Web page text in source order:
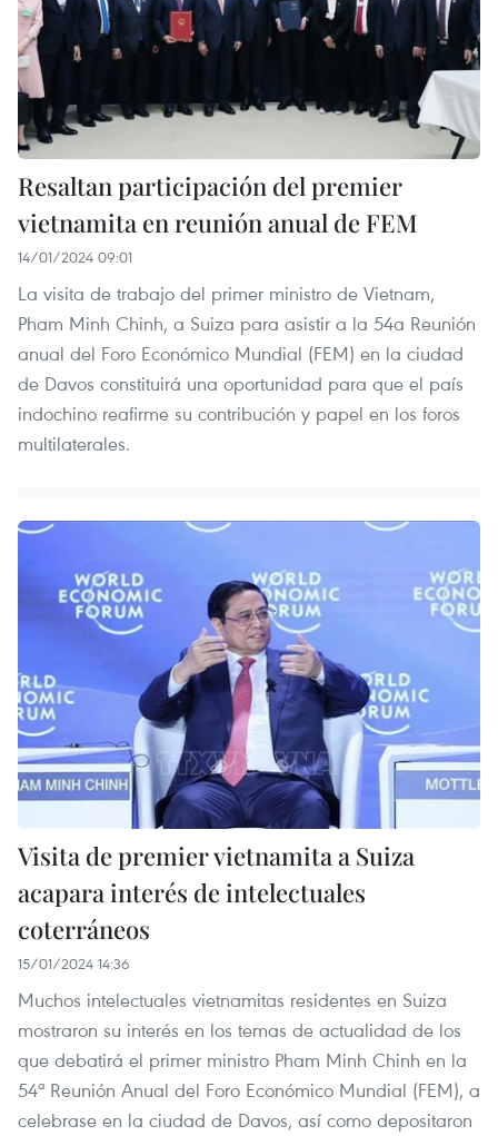
Resaltan participación del premier
vietnamita en reunión anual de FEM
14/01/2024 09:01
La visita de trabajo del primer ministro de Vietnam,
Pham Minh Chinh, a Suiza para asistir a la 54a Reunión
anual del Foro Económico Mundial (FEM) en la ciudad
de Davos constituirá una oportunidad para que el país
indochino reafirme su contribución y papel en los foros
multilaterales.
Visita de premier vietnamita a Suiza
acapara interés de intelectuales
coterráneos
15/01/2024 14:36
Muchos intelectuales vietnamitas residentes en Suiza
mostraron su interés en los temas de actualidad de los
que debatirá el primer ministro Pham Minh Chinh en la
54ª Reunión Anual del Foro Económico Mundial (FEM), a
celebrase en la ciudad de Davos, así como depositaron